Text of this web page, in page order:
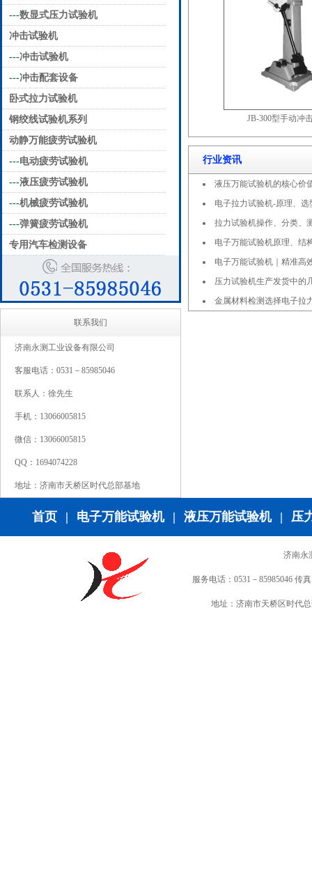
---数显式压力试验机
冲击试验机
---冲击试验机
---冲击配套设备
卧式拉力试验机
钢绞线试验机系列
动静万能疲劳试验机
---电动疲劳试验机
---液压疲劳试验机
---机械疲劳试验机
---弹簧疲劳试验机
专用汽车检测设备
联系我们
济南永测工业设备有限公司
客服电话：0531－85985046
联系人：徐先生
手机：13066005815
微信：13066005815
QQ：1694074228
地址：济南市天桥区时代总部基地
JB-300型手动冲
行业资讯
液压万能试验机的核心价
电子拉力试验机-原理、选
拉力试验机操作、分类、
电子万能试验机原理、结
电子万能试验机｜精准高
压力试验机生产发货中的
金属材料检测选择电子拉
首页 | 电子万能试验机 | 液压万能试验机 | 压
济南永
服务电话：0531－85985046 传
地址：济南市天桥区时代